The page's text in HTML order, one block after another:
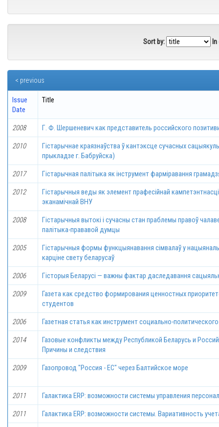
Sort by: In
< previous
Issue
Date
Title
2008 Г. Ф. Шершеневич как представитель российского
2010
Гiстарычнае краязнаўства ў кантэксце сучасных
прыкладзе г. Бабруйска)
2017 Гiстарычная палiтыка як інструмент фармiравання
2012
Гiстарычныя веды як элемент прафесiйнай
эканамiчнай ВНУ
2008
Гiстарычныя вытокi і сучасны стан праблемы правоў
палiтыка-прававой думцы
2005
Гiстарычныя формы функцыянавання сiмвалаў у
карціне свету беларусаў
2006 Гiсторыя Беларусi — важны фактар даследавання
2009
Газета как средство формирования ценностных
студентов
2006 Газетная статья как инструмент социально-
2014
Газовые конфликты между Республикой Беларусь и
Причины и следствия
2009 Газопровод "Россия - ЕС" через Балтийское море
2011 Галактика ERP: возможности системы управления
2011 Галактика ERP: возможности системы. Вариативность